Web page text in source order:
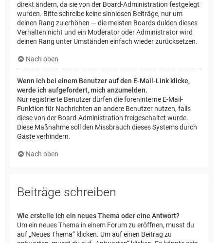
direkt ändern, da sie von der Board-Administration festgelegt
wurden. Bitte schreibe keine sinnlosen Beiträge, nur um
deinen Rang zu erhöhen — die meisten Boards dulden dieses
Verhalten nicht und ein Moderator oder Administrator wird
deinen Rang unter Umständen einfach wieder zurücksetzen.
Nach oben
Wenn ich bei einem Benutzer auf den E-Mail-Link klicke,
werde ich aufgefordert, mich anzumelden.
Nur registrierte Benutzer dürfen die foreninterne E-Mail-
Funktion für Nachrichten an andere Benutzer nutzen, falls
diese von der Board-Administration freigeschaltet wurde.
Diese Maßnahme soll den Missbrauch dieses Systems durch
Gäste verhindern.
Nach oben
Beiträge schreiben
Wie erstelle ich ein neues Thema oder eine Antwort?
Um ein neues Thema in einem Forum zu eröffnen, musst du
auf „Neues Thema“ klicken. Um auf einen Beitrag zu